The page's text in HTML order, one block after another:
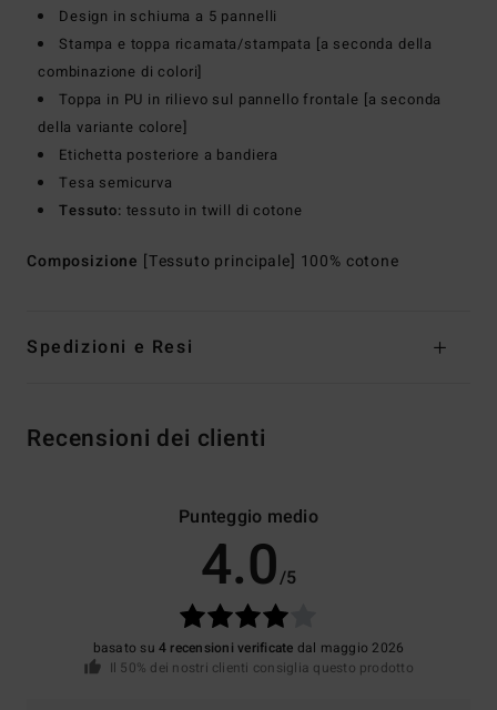
Design in schiuma a 5 pannelli
Stampa e toppa ricamata/stampata [a seconda della
combinazione di colori]
Toppa in PU in rilievo sul pannello frontale [a seconda
della variante colore]
Etichetta posteriore a bandiera
Tesa semicurva
Tessuto: tessuto in twill di cotone
Composizione [Tessuto principale] 100% cotone
Spedizioni e Resi
Recensioni dei clienti
Punteggio medio
4.0/5
basato su4 recensioni verificate dal maggio 2026
Il 50% dei nostri clienti consiglia questo prodotto